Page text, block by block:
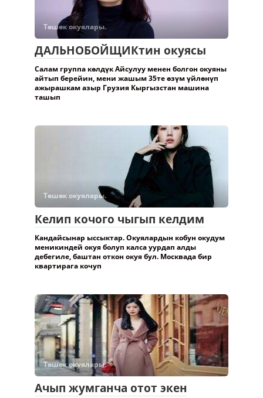
Төшөк окуялары.
ДАЛЬНОБОЙЩИКтин окуясы
Салам группа көлдүк Айсулуу менен болгон окуяны
айтып берейин, мени жашым 35те өзүм үйлөнүп
ажырашкам азыр Грузия Кыргызстан машина
ташып
Төшөк окуялары.
Келип кочого чыгып келдим
Кандайсынар ыссыктар. Окуялардын кобун окудум
меникиндей окуя болуп калса уурдап алды
дебегиле, баштан откон окуя бул. Москвада бир
квартирага кочуп
Төшөк окуялары.
Ачып жумганча отот экен